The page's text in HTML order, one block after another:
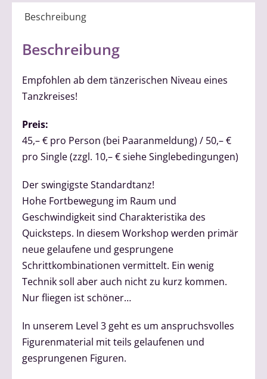
Beschreibung
Beschreibung
Empfohlen ab dem tänzerischen Niveau eines
Tanzkreises!
Preis:
45,– € pro Person (bei Paaranmeldung) / 50,– €
pro Single (zzgl. 10,– € siehe Singlebedingungen)
Der swingigste Standardtanz!
Hohe Fortbewegung im Raum und
Geschwindigkeit sind Charakteristika des
Quicksteps. In diesem Workshop werden primär
neue gelaufene und gesprungene
Schrittkombinationen vermittelt. Ein wenig
Technik soll aber auch nicht zu kurz kommen.
Nur fliegen ist schöner…
In unserem Level 3 geht es um anspruchsvolles
Figurenmaterial mit teils gelaufenen und
gesprungenen Figuren.